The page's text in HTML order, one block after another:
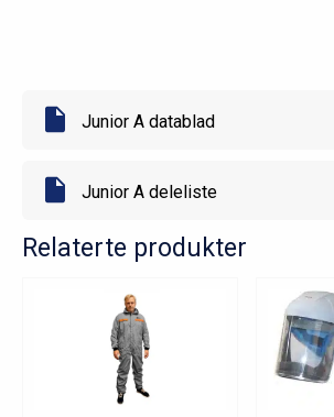
Junior A datablad
Junior A deleliste
Relaterte produkter